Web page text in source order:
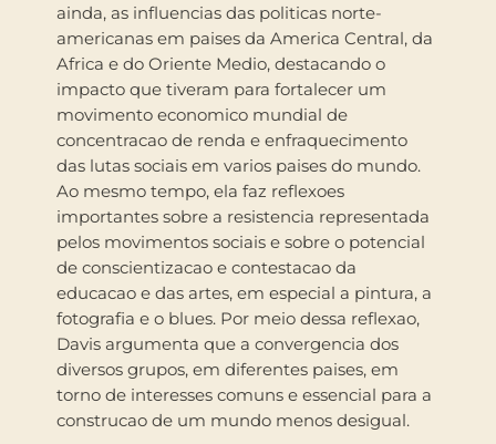
ainda, as influencias das politicas norte-
americanas em paises da America Central, da
Africa e do Oriente Medio, destacando o
impacto que tiveram para fortalecer um
movimento economico mundial de
concentracao de renda e enfraquecimento
das lutas sociais em varios paises do mundo.
Ao mesmo tempo, ela faz reflexoes
importantes sobre a resistencia representada
pelos movimentos sociais e sobre o potencial
de conscientizacao e contestacao da
educacao e das artes, em especial a pintura, a
fotografia e o blues. Por meio dessa reflexao,
Davis argumenta que a convergencia dos
diversos grupos, em diferentes paises, em
torno de interesses comuns e essencial para a
construcao de um mundo menos desigual.